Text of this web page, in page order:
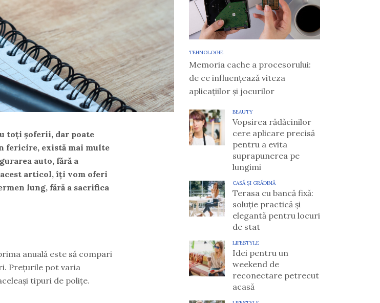
toți șoferii, dar poate
fericire, există mai multe
auto, fără a
articol, îți vom oferi
lung, fără a sacrifica
anuală este să compari
Prețurile pot varia
tipuri de polițe.
TEHNOLOGIE
Memoria cache a procesorului:
de ce influențează viteza
aplicațiilor și jocurilor
BEAUTY
Vopsirea rădăcinilor
cere aplicare precisă
pentru a evita
suprapunerea pe
lungimi
CASĂ ȘI GRĂDINĂ
Terasa cu bancă fixă:
soluție practică și
elegantă pentru locuri
de stat
LIFESTYLE
Idei pentru un
weekend de
reconectare petrecut
acasă